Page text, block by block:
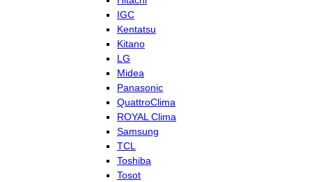
IGC
Kentatsu
Kitano
LG
Midea
Panasonic
QuattroClima
ROYAL Clima
Samsung
TCL
Toshiba
Tosot